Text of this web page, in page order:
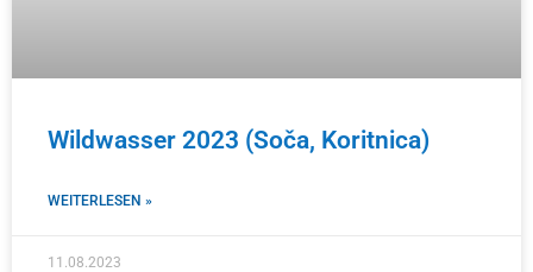
Wildwasser 2023 (Soča, Koritnica)
WEITERLESEN »
11.08.2023